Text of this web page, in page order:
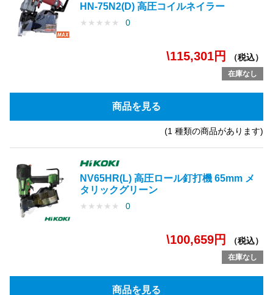
HN-75N2(D) 高圧コイルネイラー
★ ★ ★ ★ ★ 0
\115,301円 （税込）
在庫なし
商品を見る
(1 種類の商品があります)
NV65HR(L) 高圧ロール釘打機 65mm メ
タリックグリーン
★ ★ ★ ★ ★ 0
\100,659円 （税込）
在庫なし
商品を見る